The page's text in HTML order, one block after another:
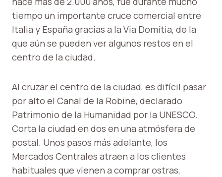
tiempo un importante cruce comercial entre
Italia y España gracias a la Via Domitia, de la
que aún se pueden ver algunos restos en el
centro de la ciudad.
Al cruzar el centro de la ciudad, es difícil pasar
por alto el Canal de la Robine, declarado
Patrimonio de la Humanidad por la UNESCO.
Corta la ciudad en dos en una atmósfera de
postal. Unos pasos más adelante, los
Mercados Centrales atraen a los clientes
habituales que vienen a comprar ostras,